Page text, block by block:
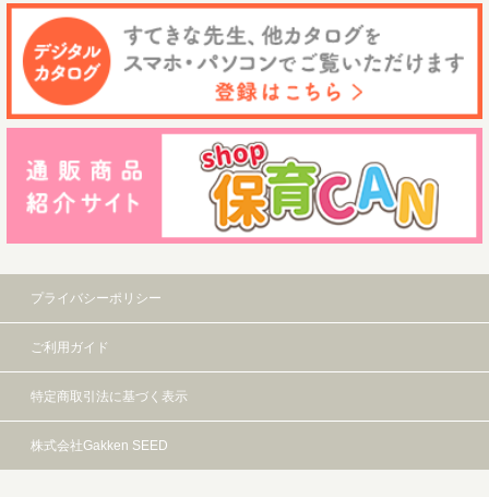
プライバシーポリシー
ご利用ガイド
特定商取引法に基づく表示
株式会社Gakken SEED